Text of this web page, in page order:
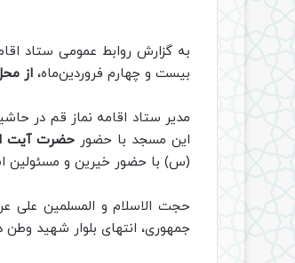
به گزارش روابط عمومی ستاد
بیست و چهارم فروردین‌ماه، از
مدیر ستاد اقامه نماز قم در
این مسجد با حضور حضرت آیت
(س) با حضور خیرین و مسئولین
حجت الاسلام و المسلمین علی
جمهوری، انتهای بلوار شهید